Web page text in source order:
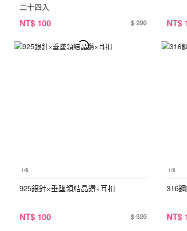
二十四入
NT$ 100 $ 290 NT$
1/6
925銀針×垂墜領結晶鑽×耳扣
NT$ 100 $ 320
1/6
316
NT$